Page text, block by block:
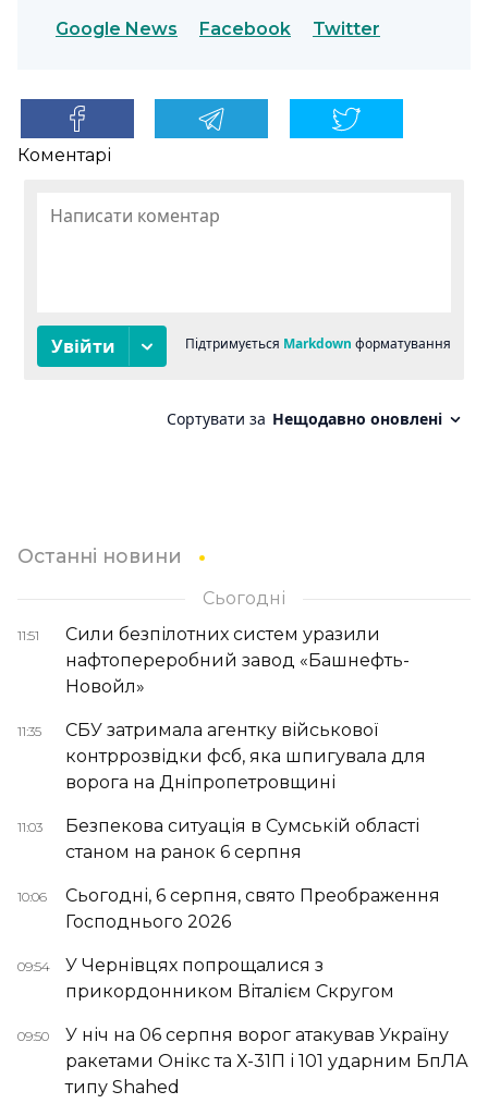
Google News Facebook Twitter
Коментарі
Останні новини
Сьогодні
11:51
Сили безпілотних систем уразили
нафтопереробний завод «Башнефть-
Новойл»
11:35
СБУ затримала агентку військової
контррозвідки фсб, яка шпигувала для
ворога на Дніпропетровщині
11:03
Безпекова ситуація в Сумській області
станом на ранок 6 серпня
10:06
Сьогодні, 6 серпня, свято Преображення
Господнього 2026
09:54
У Чернівцях попрощалися з
прикордонником Віталієм Скругом
09:50
У ніч на 06 серпня ворог атакував Україну
ракетами Онікс та Х-31П і 101 ударним БпЛА
типу Shahed